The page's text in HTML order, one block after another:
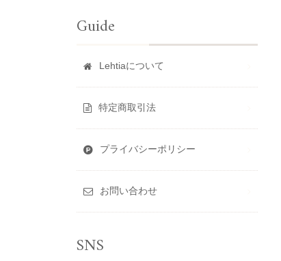
Guide
Lehtiaについて
特定商取引法
プライバシーポリシー
お問い合わせ
SNS